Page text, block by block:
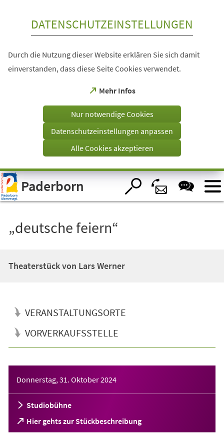
Visuelle
Assistenzsoftware
öffnen.
DATENSCHUTZEINSTELLUNGEN
Durch die Nutzung dieser Website erklären Sie sich damit
einverstanden, dass diese Seite Cookies verwendet.
Mehr Infos
(Öffnet
einem
Tab)
Nur notwendige Cookies
Datenschutzeinstellungen anpassen
Alle Cookies akzeptieren
Paderborn
„deutsche feiern“
Theaterstück von Lars Werner
VERANSTALTUNGSORTE
VORVERKAUFSSTELLE
Donnerstag, 31. Oktober 2024
Studiobühne
Hier gehts zur Stückbeschreibung
(Öffnet
in